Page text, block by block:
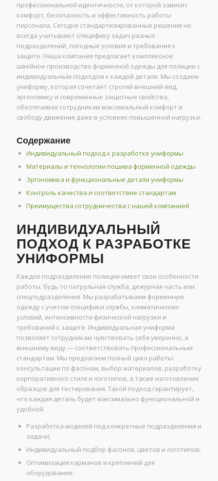
профессиональной идентичности, от которой зависит
комфорт, безопасность и эффективность работы
персонала. Сегодня стандартизированные решения не
всегда учитывают специфику задач разных
подразделений, погодные условия и требования к
защите. Наша компания предлагает комплексное
швейное производство форменной одежды для полиции с
индивидуальным подходом к каждой детали. Мы создаем
униформу, которая сочетает строгий внешний вид,
эргономику и современные защитные свойства,
обеспечивая сотрудникам максимальный комфорт и
свободу движения даже в условиях повышенной нагрузки.
Содержание
Индивидуальный подход к разработке униформы
Материалы и технологии пошива форменной одежды
Эргономика и функциональные детали униформы
Контроль качества и соответствие стандартам
Преимущества сотрудничества с нашей компанией
ИНДИВИДУАЛЬНЫЙ
ПОДХОД К РАЗРАБОТКЕ
УНИФОРМЫ
Каждое подразделение полиции имеет свои особенности
работы, будь то патрульная служба, дежурная часть или
спецподразделения. Мы разрабатываем форменную
одежду с учетом специфики службы, климатических
условий, интенсивности физической нагрузки и
требований к защите. Индивидуальная униформа
позволяет сотрудникам чувствовать себя уверенно, а
внешнему виду — соответствовать профессиональным
стандартам. Мы предлагаем полный цикл работы:
консультации по фасонам, выбор материалов, разработку
корпоративного стиля и логотипов, а также изготовление
образцов для тестирования. Такой подход гарантирует,
что каждая деталь будет максимально функциональной и
удобной.
Разработка моделей под конкретные подразделения и
задачи;
Индивидуальный подбор фасонов, цветов и логотипов;
Оптимизация карманов и креплений для
оборудования;